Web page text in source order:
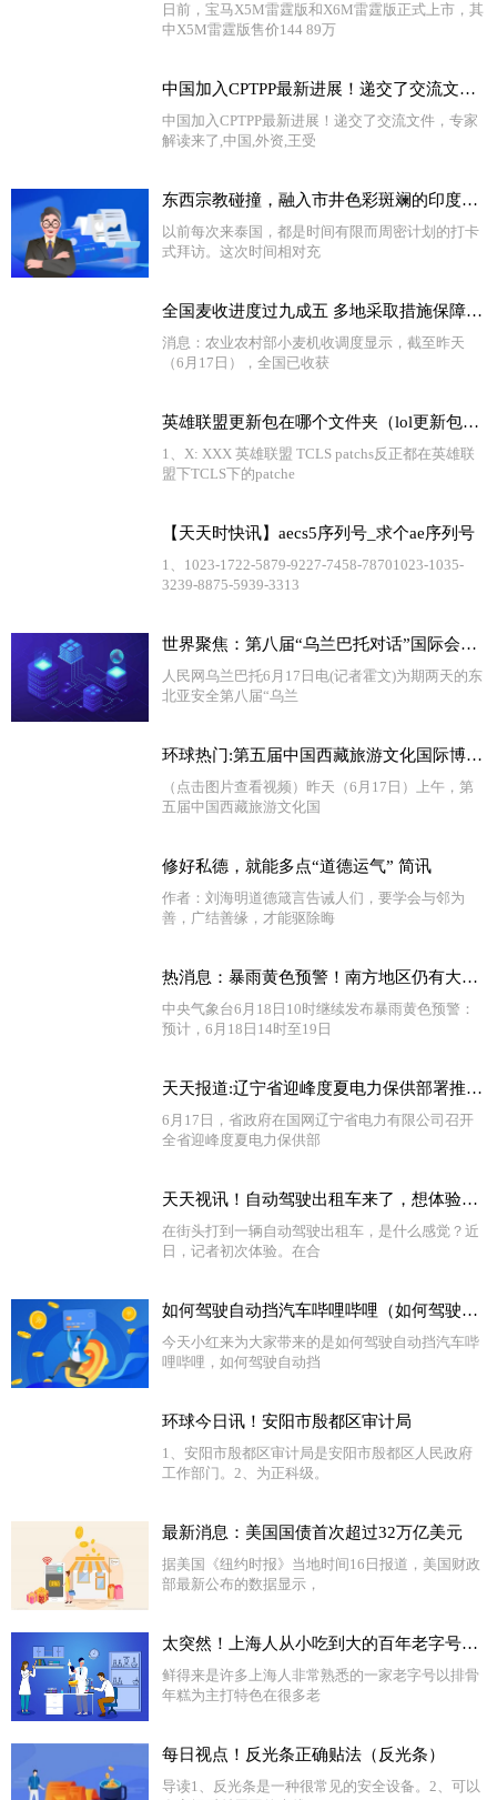
日前，宝马X5M雷霆版和X6M雷霆版正式上市，其
中X5M雷霆版售价144 89万
中国加入CPTPP最新进展！递交了交流文件，专家解读来了 当前消息
中国加入CPTPP最新进展！递交了交流文件，专家
解读来了,中国,外资,王受
东西宗教碰撞，融入市井色彩斑斓的印度神庙，殖民带来宗教文化。
以前每次来泰国，都是时间有限而周密计划的打卡
式拜访。这次时间相对充
全国麦收进度过九成五 多地采取措施保障夏粮丰收|即时焦点
消息：农业农村部小麦机收调度显示，截至昨天
（6月17日），全国已收获
英雄联盟更新包在哪个文件夹（lol更新包在哪个文件夹）-环球看点
1、X: XXX 英雄联盟 TCLS patchs反正都在英雄联
盟下TCLS下的patche
【天天时快讯】aecs5序列号_求个ae序列号
1、1023-1722-5879-9227-7458-78701023-1035-
3239-8875-5939-3313
世界聚焦：第八届“乌兰巴托对话”国际会议在蒙古国闭幕
人民网乌兰巴托6月17日电(记者霍文)为期两天的东
北亚安全第八届“乌兰
环球热门:第五届中国西藏旅游文化国际博览会聚焦青藏高原生态文明建设
（点击图片查看视频）昨天（6月17日）上午，第
五届中国西藏旅游文化国
修好私德，就能多点“道德运气” 简讯
作者：刘海明道德箴言告诫人们，要学会与邻为
善，广结善缘，才能驱除晦
热消息：暴雨黄色预警！南方地区仍有大范围较强降水过程
中央气象台6月18日10时继续发布暴雨黄色预警：
预计，6月18日14时至19日
天天报道:辽宁省迎峰度夏电力保供部署推进会议召开
6月17日，省政府在国网辽宁省电力有限公司召开
全省迎峰度夏电力保供部
天天视讯！自动驾驶出租车来了，想体验一下吗？
在街头打到一辆自动驾驶出租车，是什么感觉？近
日，记者初次体验。在合
如何驾驶自动挡汽车哔哩哔哩（如何驾驶自动挡汽车） 全球新视野
今天小红来为大家带来的是如何驾驶自动挡汽车哔
哩哔哩，如何驾驶自动挡
环球今日讯！安阳市殷都区审计局
1、安阳市殷都区审计局是安阳市殷都区人民政府
工作部门。2、为正科级。
最新消息：美国国债首次超过32万亿美元
据美国《纽约时报》当地时间16日报道，美国财政
部最新公布的数据显示，
太突然！上海人从小吃到大的百年老字号改名了？有市民直言：不习惯_全球看点
鲜得来是许多上海人非常熟悉的一家老字号以排骨
年糕为主打特色在很多老
每日视点！反光条正确贴法（反光条）
导读1、反光条是一种很常见的安全设备。2、可以